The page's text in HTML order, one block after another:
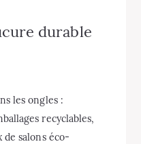
durable
les ongles :
recyclables,
de salons éco-